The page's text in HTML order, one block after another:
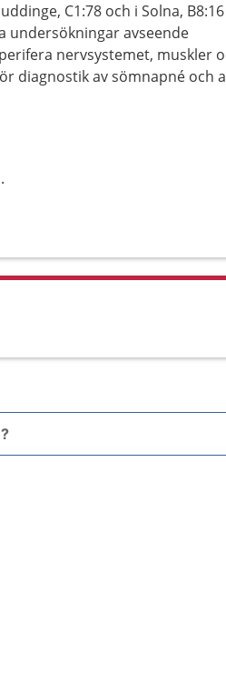
C1:78 och i Solna,
undersökningar avseende
nervsystemet, muskler
diagnostik av sömnapné och